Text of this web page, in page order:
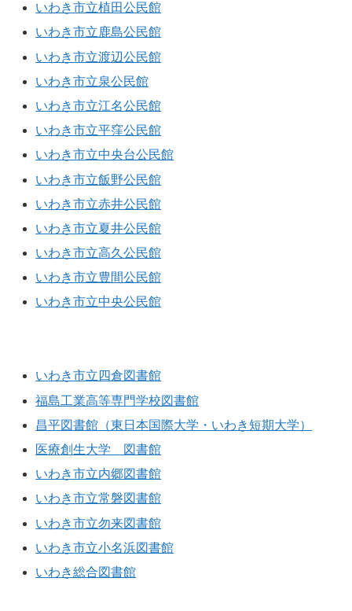
いわき市立植田公民館
いわき市立鹿島公民館
いわき市立渡辺公民館
いわき市立泉公民館
いわき市立江名公民館
いわき市立平窪公民館
いわき市立中央台公民館
いわき市立飯野公民館
いわき市立赤井公民館
いわき市立夏井公民館
いわき市立高久公民館
いわき市立豊間公民館
いわき市立中央公民館
いわき市立四倉図書館
福島工業高等専門学校図書館
昌平図書館（東日本国際大学・いわき短期大学）
医療創生大学 図書館
いわき市立内郷図書館
いわき市立常磐図書館
いわき市立勿来図書館
いわき市立小名浜図書館
いわき総合図書館